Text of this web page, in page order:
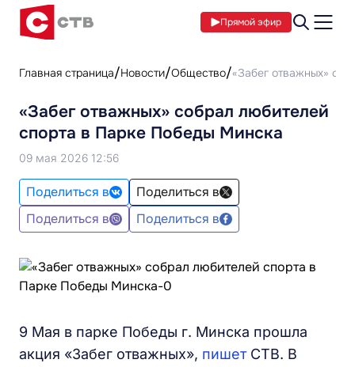
Прямой эфир
Главная страница Новости Общество «Забег отважных»
«Забег отважных» собрал любителей
спорта в Парке Победы Минска
09 мая 2026 12:56
Поделиться в
Поделиться в
Поделиться в
Поделиться в
9 Мая в парке Победы г. Минска прошла
акция «Забег отважных», пишетСТВ. В